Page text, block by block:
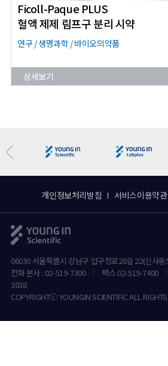
Ficoll-Paque PLUS
혈액 제제 림프구 분리 시약
연구 / 생명과학 / 바이오의약품
상세보기
개인정보처리방침 서비스이용약관
06030 서울특별시 강남구 압구정로28길 22(신사
전화 본사 : 02-519-7300
팩스 02-519-7400
3838
COPYRIGHTⓒ YOUNGIN SCIENTIFIC ALL RIGHTS